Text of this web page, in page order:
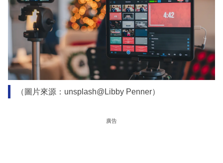
（圖片來源：unsplash@Libby Penner）
廣告